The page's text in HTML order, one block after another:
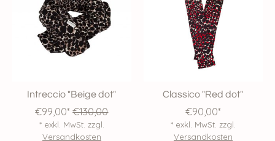
Intreccio "Beige dot"
€99,00* €130,00
* exkl. MwSt. zzgl.
Versandkosten
Classico "Red dot"
€90,00*
* exkl. MwSt. zzgl.
Versandkosten